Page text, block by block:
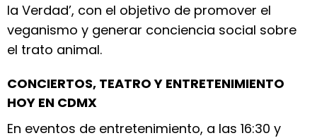
la Verdad’, con el objetivo de promover el
veganismo y generar conciencia social sobre
el trato animal.
CONCIERTOS, TEATRO Y ENTRETENIMIENTO
HOY EN CDMX
En eventos de entretenimiento, a las 16:30 y